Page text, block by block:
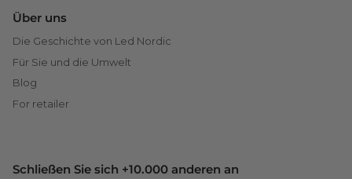
Über uns
Die Geschichte von Led Nordic
Für Sie und die Umwelt
Blog
For retailer
Schließen Sie sich +10.000 anderen an